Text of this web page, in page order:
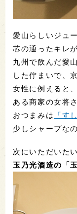
愛山らしいジュ
芯の通ったキレ
九州で飲んだ愛
した佇まいで、
女性に例えると
ある商家の女将
おつまみは
「す
少しシャープな
次にいただいた
玉乃光酒造の「